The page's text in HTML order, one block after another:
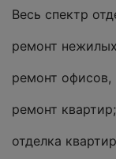
Весь спектр
ремонт
ремонт офисов,
ремонт квартир;
отделка